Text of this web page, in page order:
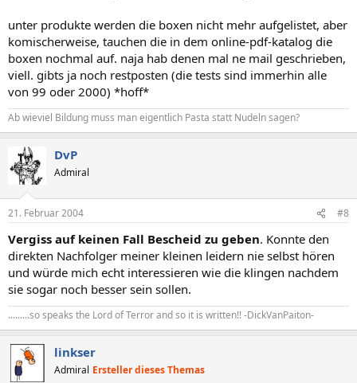
unter produkte werden die boxen nicht mehr aufgelistet, aber
komischerweise, tauchen die in dem online-pdf-katalog die
boxen nochmal auf. naja hab denen mal ne mail geschrieben,
viell. gibts ja noch restposten (die tests sind immerhin alle
von 99 oder 2000) *hoff*
Ab wieviel Bildung muss man eigentlich Pasta statt Nudeln sagen?
DvP
Admiral
21. Februar 2004 #8
Vergiss auf keinen Fall Bescheid zu geben. Konnte den
direkten Nachfolger meiner kleinen leidern nie selbst hören
und würde mich echt interessieren wie die klingen nachdem
sie sogar noch besser sein sollen.
.........so speaks the Lord of Terror and so it is written!! -DickVanPaiton-
linkser
Admiral Ersteller dieses Themas